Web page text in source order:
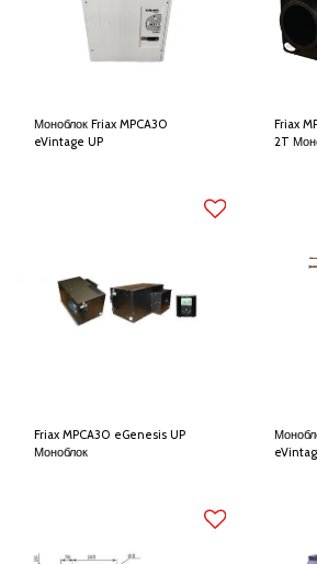
Моноблок Friax MPCA30
eVintage UP
Friax
2T
Friax MPCA30 eGenesis UP
Моноблок